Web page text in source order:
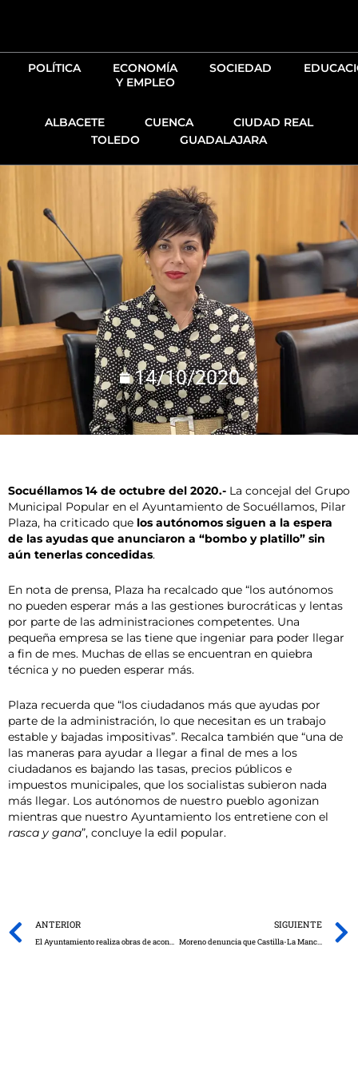
POLÍTICA
ECONOMÍA
Y EMPLEO
SOCIEDAD
ALBACETE CUENCA
CIUDAD REAL
TOLEDO
GUADALAJARA
14/10/2020
Socuéllamos 14 de octubre del 2020.- La concejal del Grupo
Municipal Popular en el Ayuntamiento de Socuéllamos, Pilar
Plaza, ha criticado que los autónomos siguen a la espera
de las ayudas que anunciaron a “bombo y platillo” sin
aún tenerlas concedidas.
En nota de prensa, Plaza ha recalcado que “los autónomos
no pueden esperar más a las gestiones burocráticas y lentas
por parte de las administraciones competentes. Una
pequeña empresa se las tiene que ingeniar para poder llegar
a fin de mes. Muchas de ellas se encuentran en quiebra
técnica y no pueden esperar más.
Plaza recuerda que “los ciudadanos más que ayudas por
parte de la administración, lo que necesitan es un trabajo
estable y bajadas impositivas”. Recalca también que “una de
las maneras para ayudar a llegar a final de mes a los
ciudadanos es bajando las tasas, precios públicos e
impuestos municipales, que los socialistas subieron nada
más llegar. Los autónomos de nuestro pueblo agonizan
mientras que nuestro Ayuntamiento los entretiene con el
rasca y gana”, concluye la edil popular.
Prev
ANTERIOR
El Ayuntamiento realiza obras de acondicionamiento en la perrera municipal
SIGUIENTE
Moreno denuncia que Castilla-La Mancha es la segunda región de toda España que menos PCR realiza en relación al número de contagios y la quinta `a la cola´ según su población